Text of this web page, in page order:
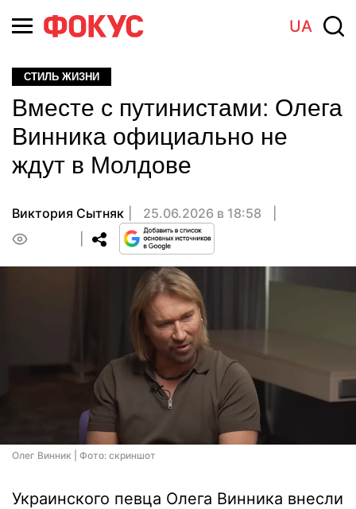
UA
СТИЛЬ ЖИЗНИ
Вместе с путинистами: Олега
Винника официально не
ждут в Молдове
Виктория Сытняк
25.06.2026 в 18:58
Олег Винник | Фото: скриншот
Украинского певца Олега Винника внесли